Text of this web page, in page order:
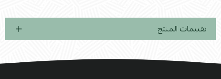
تقييمات المنتج